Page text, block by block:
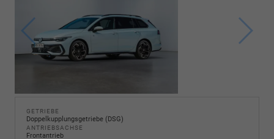
GETRIEBE
Doppelkupplungsgetriebe (DSG)
ANTRIEBSACHSE
Frontantrieb